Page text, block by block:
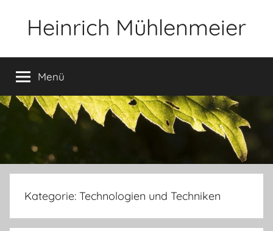
Heinrich Mühlenmeier
Glauben,
Umwelt,
Fotografie,
Menü
Kategorie: Technologien und Techniken